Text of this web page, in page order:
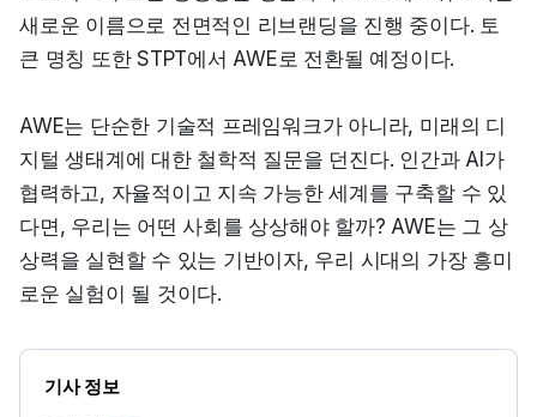
새로운 이름으로 전면적인 리브랜딩을 진행 중이다. 토
큰 명칭 또한 STPT에서 AWE로 전환될 예정이다.
AWE는 단순한 기술적 프레임워크가 아니라, 미래의 디
지털 생태계에 대한 철학적 질문을 던진다. 인간과 AI가
협력하고, 자율적이고 지속 가능한 세계를 구축할 수 있
다면, 우리는 어떤 사회를 상상해야 할까? AWE는 그 상
상력을 실현할 수 있는 기반이자, 우리 시대의 가장 흥미
로운 실험이 될 것이다.
기사 정보